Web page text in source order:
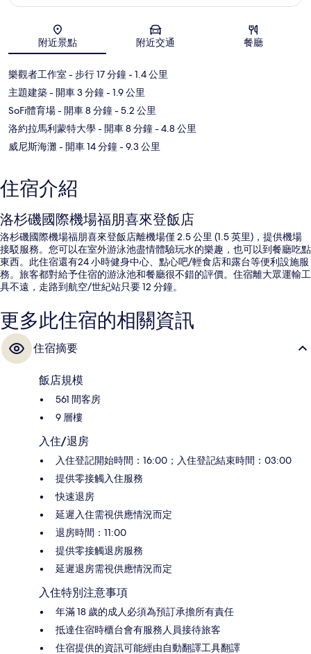
地圖
附近景點 附近交通 餐廳
樂觀者工作室 - 步行 17 分鐘- 1.4 公里
主題建築- 開車 3 分鐘- 1.9 公里
SoFi體育場- 開車 8 分鐘- 5.2 公里
洛約拉馬利蒙特大學- 開車 8 分鐘- 4.8 公里
威尼斯海灘- 開車 14 分鐘- 9.3 公里
住宿介紹
洛杉磯國際機場福朋喜來登飯店
洛杉磯國際機場福朋喜來登飯店離機場僅 2.5 公里 (1.5 英里)，提供機場
接駁服務。您可以在室外游泳池盡情體驗玩水的樂趣，也可以到餐廳吃點
東西。此住宿還有24 小時健身中心、點心吧/輕食店和露台等便利設施服
務。旅客都對給予住宿的游泳池和餐廳很不錯的評價。住宿離大眾運輸工
具不遠，走路到航空/世紀站只要 12 分鐘。
更多此住宿的相關資訊
住宿摘要
飯店規模
561 間客房
9 層樓
入住/退房
入住登記開始時間：16:00；入住登記結束時間：03:00
提供零接觸入住服務
快速退房
延遲入住需視供應情況而定
退房時間：11:00
提供零接觸退房服務
延遲退房需視供應情況而定
入住特別注意事項
年滿 18 歲的成人必須為預訂承擔所有責任
抵達住宿時櫃台會有服務人員接待旅客
住宿提供的資訊可能經由自動翻譯工具翻譯